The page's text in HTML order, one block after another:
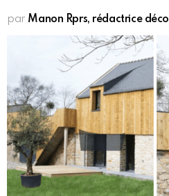
par Manon Rprs, rédactrice déco